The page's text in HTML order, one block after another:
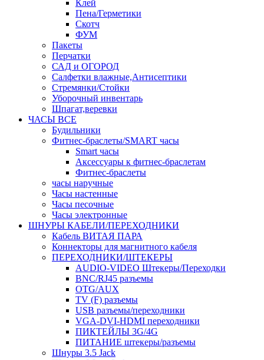
Клей
Пена/Герметики
Скотч
ФУМ
Пакеты
Перчатки
САД и ОГОРОД
Салфетки влажные,Антисептики
Стремянки/Стойки
Уборочный инвентарь
Шпагат,веревки
ЧАСЫ ВСЕ
Будильники
Фитнес-браслеты/SMART часы
Smart часы
Аксессуары к фитнес-браслетам
Фитнес-браслеты
часы наручные
Часы настенные
Часы песочные
Часы электронные
ШНУРЫ КАБЕЛИ/ПЕРЕХОДНИКИ
Кабель ВИТАЯ ПАРА
Коннекторы для магнитного кабеля
ПЕРЕХОДНИКИ/ШТЕКЕРЫ
AUDIO-VIDEO Штекеры/Переходки
BNC/RJ45 разъемы
OTG/AUX
TV (F) разъемы
USB разъемы/переходники
VGA-DVI-HDMI переходники
ПИКТЕЙЛЫ 3G/4G
ПИТАНИЕ штекеры/разъемы
Шнуры 3.5 Jack